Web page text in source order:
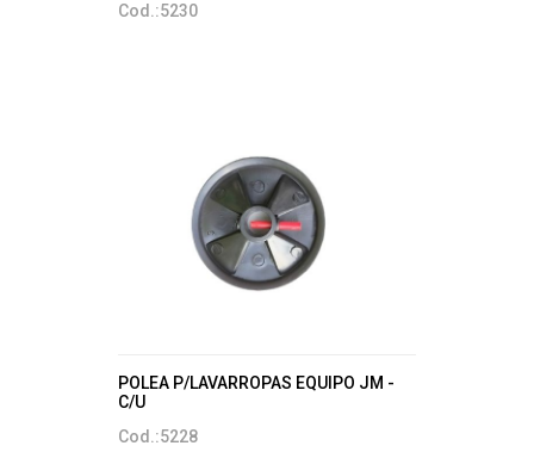
Cod.:5230
POLEA P/LAVARROPAS EQUIPO JM -
C/U
Cod.:5228